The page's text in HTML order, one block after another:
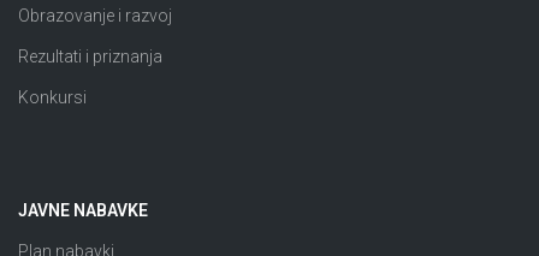
Obrazovanje i razvoj
Rezultati i priznanja
Konkursi
JAVNE NABAVKE
Plan nabavki